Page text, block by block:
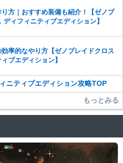
方｜おすすめ装備も紹介！【ゼノブ
ディフィニティブエディション】
効率的なやり方【ゼノブレイドクロス
ブエディション】
ニティブエディション攻略TOP
もっとみる